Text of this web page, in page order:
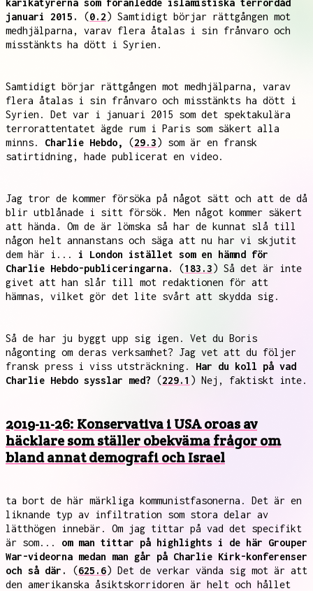
karikatyrerna som föranledde islamistiska terrordåd
januari 2015.
(0.2) Samtidigt börjar rättgången mot
medhjälparna, varav flera åtalas i sin frånvaro och
misstänkts ha dött i Syrien.
Samtidigt börjar rättgången mot medhjälparna, varav
flera åtalas i sin frånvaro och misstänkts ha dött i
Syrien. Det var i januari 2015 som det spektakulära
terrorattentatet ägde rum i Paris som säkert alla
minns. Charlie Hebdo, (29.3) som är en fransk
satirtidning, hade publicerat en video.
Jag tror de kommer försöka på något sätt och att de då
blir utblånade i sitt försök. Men något kommer säkert
att hända. Om de är lömska så har de kunnat slå till
någon helt annanstans och säga att nu har vi skjutit
dem här i... i London istället som en hämnd för
Charlie Hebdo-publiceringarna.
(183.3) Så det är inte
givet att han slår till mot redaktionen för att
hämnas, vilket gör det lite svårt att skydda sig.
Så de har ju byggt upp sig igen. Vet du Boris
någonting om deras verksamhet? Jag vet att du följer
fransk press i viss utsträckning. Har du koll på vad
Charlie Hebdo sysslar med? (229.1 ) Nej, faktiskt inte.
2019-11-26: Konservativa i USA oroas av
häcklare som ställer obekväma frågor om
bland annat demografi och Israel
ta bort de här märkliga kommunistfasonerna. Det är en
liknande typ av infiltration som stora delar av
lätthögen innebär. Om jag tittar på vad det specifikt
är som... om man tittar på highlights i de här Grouper
War-videorna medan man går på Charlie Kirk-konferenser
och så där.
(625.6) Det de verkar vända sig mot är att
den amerikanska åsiktskorridoren är helt och hållet